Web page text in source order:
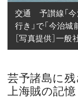
交通　予讃線「
行き」で「今治城
［写真提供］一
芸予諸島に残
上海賊の記憶